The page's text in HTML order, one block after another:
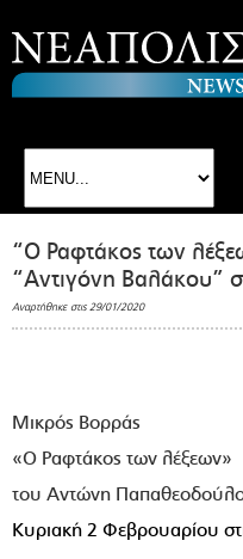
“Ο Ραφτάκος των
“Αντιγόνη Βαλάκου”
Αναρτήθηκε στις 29/01/2020
Μικρός Βορράς
«Ο Ραφτάκος των λέξεων»
του Αντώνη
Κυριακή 2 Φεβρουαρίου